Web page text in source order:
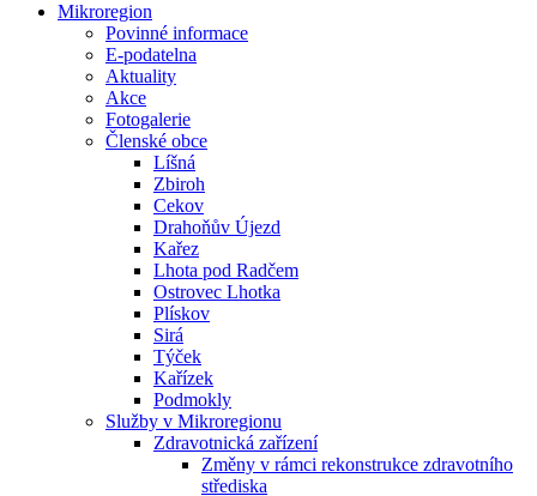
Mikroregion
Povinné informace
E-podatelna
Aktuality
Akce
Fotogalerie
Členské obce
Líšná
Zbiroh
Cekov
Drahoňův Újezd
Kařez
Lhota pod Radčem
Ostrovec Lhotka
Plískov
Sirá
Týček
Kařízek
Podmokly
Služby v Mikroregionu
Zdravotnická zařízení
Změny v rámci rekonstrukce zdravotního
střediska